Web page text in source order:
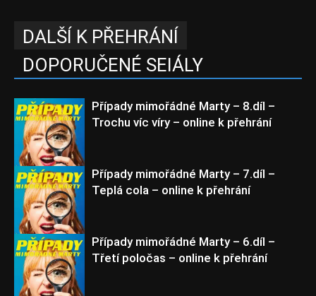
DALŠÍ K PŘEHRÁNÍ
DOPORUČENÉ SEIÁLY
Případy mimořádné
Marty
Případy mimořádné Marty – 8.díl –
Trochu víc víry – online k přehrání
Případy mimořádné
Marty
Případy mimořádné Marty – 7.díl –
Teplá cola – online k přehrání
Případy mimořádné Marty – 6.díl –
Třetí poločas – online k přehrání